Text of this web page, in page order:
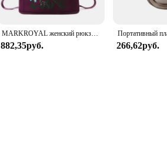
MARKROYAL женский рюкзак на шнурке, складной мягкий многофункциональный портативный модный женский дорожный рюкзак для покупок, дропшиппинг
882,35руб. 266,62руб.